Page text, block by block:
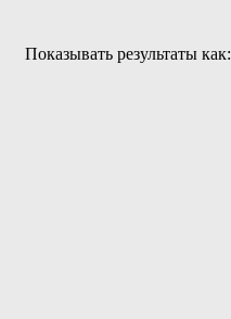
Показывать результаты как: